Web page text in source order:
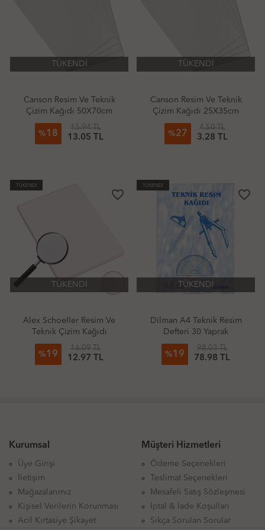
TÜKENDİ
Canson Resim Ve Teknik
Çizim Kağıdı 50X70cm
200Gr Damgalı Tabaka
%18
15.94 TL
13.05 TL
TÜKENDİ
Canson Resim Ve Teknik
Çizim Kağıdı 25X35cm
200Gr Damgalı Tabaka
%27
4.50 TL
3.28 TL
TÜKENDİ
favorite_border
TÜKENDİ
Alex Schoeller Resim Ve
Teknik Çizim Kağıdı
35X50cm 200Gr Damgalı
Tabaka
%19
16.09 TL
12.97 TL
TÜKENDİ
favorite_border
TÜKENDİ
Dilman A4 Teknik Resim
Defteri 30 Yaprak
%19
98.03 TL
78.98 TL
Kurumsal
Üye Girişi
İletişim
Mağazalarımız
Kişisel Verilerin Korunması
Acil Kırtasiye Şikayet
Müşteri Hizmetleri
Ödeme Seçenekleri
Teslimat Seçenekleri
Mesafeli Satış Sözleşmesi
İptal & İade Koşulları
Sıkça Sorulan Sorular